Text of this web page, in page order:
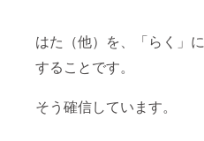
はた（他）を、「らく」に
することです。
そう確信しています。